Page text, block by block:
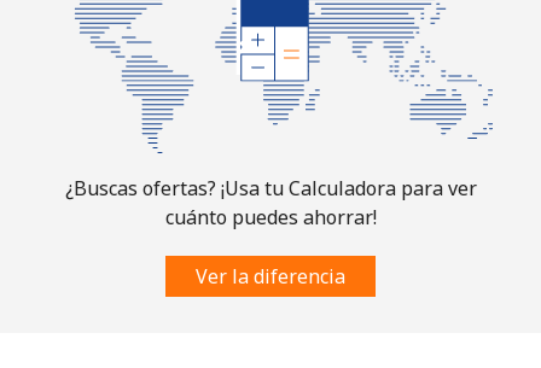
¿Buscas ofertas? ¡Usa tu Calculadora para ver
cuánto puedes ahorrar!
Ver la diferencia